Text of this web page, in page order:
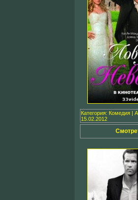
Категория: Комедия |
15.02.2012